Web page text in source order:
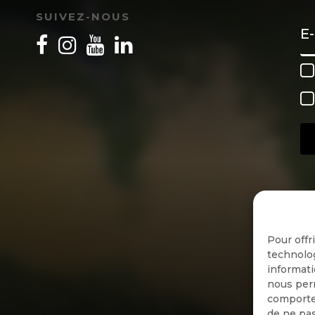
Pour
nous
sauvages
sur le sujet (en anglais) qui détaille bien
étant donné la diminution toujours croissante
environment/world-on-a-plate/
des populations de lion depuis les années
SUIVEZ-NOUS